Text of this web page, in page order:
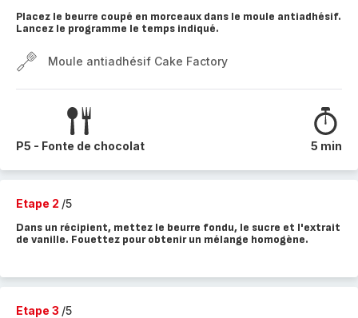
Placez le beurre coupé en morceaux dans le moule antiadhésif.
Lancez le programme le temps indiqué.
Moule antiadhésif Cake Factory
P5 - Fonte de chocolat 5 min
Etape 2 /5
Dans un récipient, mettez le beurre fondu, le sucre et l'extrait
de vanille. Fouettez pour obtenir un mélange homogène.
Etape 3 /5